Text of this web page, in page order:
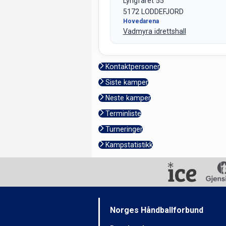
5172 LODDEFJORD
Hovedarena
Vadmyra idrettshall
Kontaktpersoner
Siste kamper
Neste kamper
Terminliste
Turneringer
Kampstatistikk
Norges Håndballforbund